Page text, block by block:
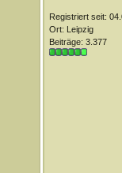
Registriert seit:
Ort: Leipzig
Beiträge: 3.377